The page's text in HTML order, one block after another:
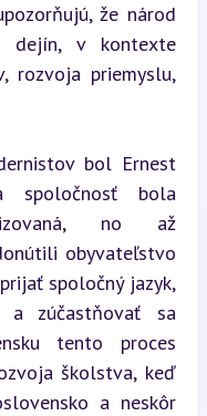
že národ
dejín, v kontexte
rozvoja priemyslu,
bol Ernest
spoločnosť bola
no až
obyvateľstvo
spoločný jazyk,
a zúčastňovať sa
tento proces
školstva, keď
a neskôr